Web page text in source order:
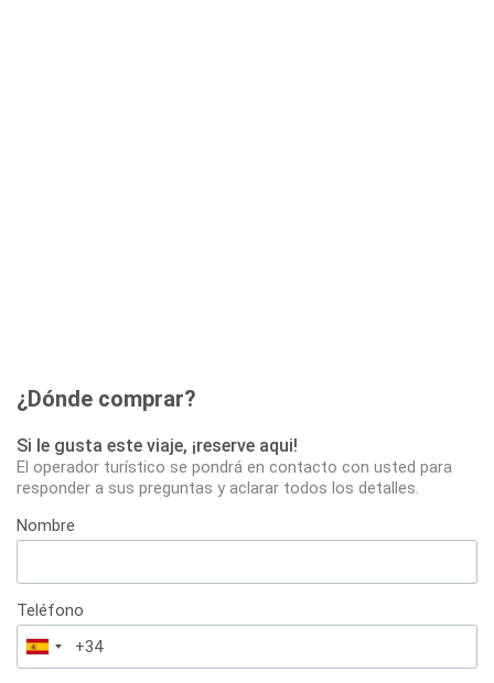
¿Dónde comprar?
Si le gusta este viaje, ¡reserve aqui!
El operador turístico se pondrá en contacto con usted para
responder a sus preguntas y aclarar todos los detalles.
Nombre
Teléfono
España
+34